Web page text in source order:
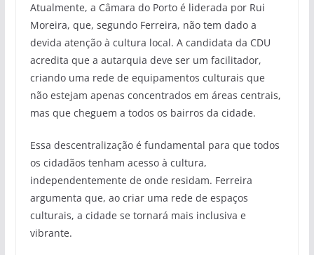
Atualmente, a Câmara do Porto é liderada por Rui
Moreira, que, segundo Ferreira, não tem dado a
devida atenção à cultura local. A candidata da CDU
acredita que a autarquia deve ser um facilitador,
criando uma rede de equipamentos culturais que
não estejam apenas concentrados em áreas centrais,
mas que cheguem a todos os bairros da cidade.
Essa descentralização é fundamental para que todos
os cidadãos tenham acesso à cultura,
independentemente de onde residam. Ferreira
argumenta que, ao criar uma rede de espaços
culturais, a cidade se tornará mais inclusiva e
vibrante.